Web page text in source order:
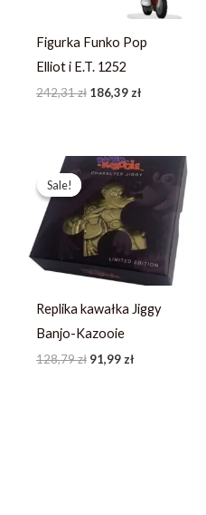
Figurka Funko Pop
Elliot i E.T. 1252
242,31zł 186,39zł
Sale!
Sale!
Replika kawałka Jiggy
Banjo-Kazooie
128,79zł
Pierwotna
cena
wynosiła:
128,79 zł.
91,99zł
Aktualna
cena
wynosi:
91,99 zł.